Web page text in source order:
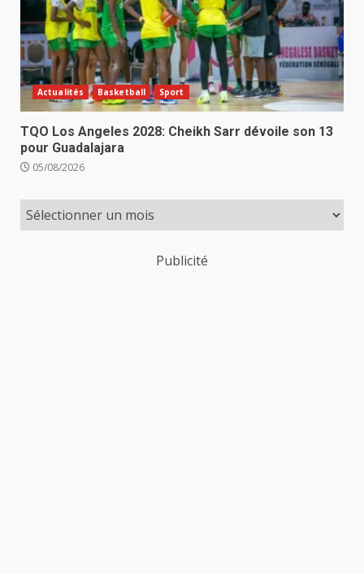
Actualités Basketball Sport
TQO Los Angeles 2028: Cheikh Sarr dévoile son 13
pour Guadalajara
05/08/2026
Publicité